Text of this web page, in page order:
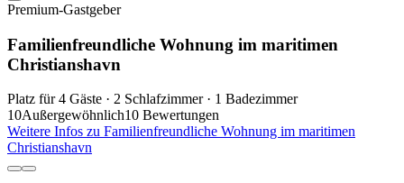
Premium-Gastgeber
Familienfreundliche Wohnung im maritimen
Christianshavn
Platz für 4 Gäste · 2 Schlafzimmer · 1 Badezimmer
10Außergewöhnlich10 Bewertungen
Weitere Infos zu Familienfreundliche Wohnung im maritimen
Christianshavn